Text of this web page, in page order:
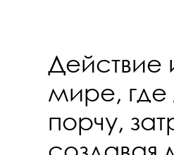
Действие
мире, где
порчу,